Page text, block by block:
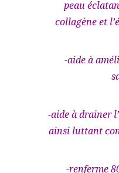
peau
collagène et
-aide à
-aide à drainer
ainsi luttant
-renferme